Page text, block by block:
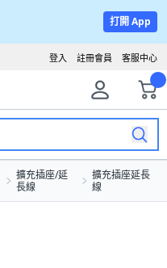
打開 App
客服中心
註冊會員
登入
擴充插座/延
長線
擴充插座延長
線